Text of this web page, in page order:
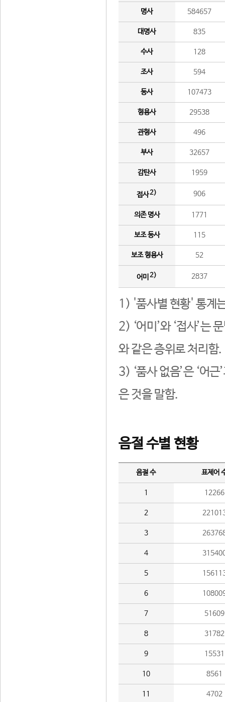
명사 584657
대명사 835
수사 128
조사 594
동사 107473
형용사 29538
관형사 496
부사 32657
감탄사 1959
접사2) 906
의존 명사 1771
보조 동사 115
보조 형용사 52
어미 2) 2837
1) '품사별 현황' 통계
2) ‘어미’와 ‘접사’는
와 같은 층위로 처리함.
3) ‘품사 없음’은 ‘어
은 것을 말함.
음절 수별 현황
음절 수 표제어
1 12266
2
3
4
5
6
7 51609
8 31782
9 15531
10 8561
11 4702